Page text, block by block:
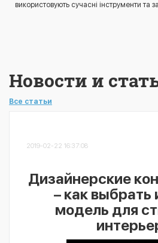
використовують сучасні інструменти та
Новости и
Все статьи
2019-02-22 16:37:08
Дизайнерские
– как выбрать
модель для